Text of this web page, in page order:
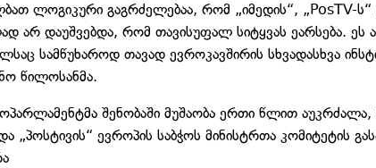
ლოგიკური გაგრძელებაა, რომ „იმედის“, „PosTV-ს“
არ დაუშვებდა, რომ თავისუფალ სიტყვას ეარსება. ეს
სამწუხაროდ თავად ევროკავშირის სხვადასხვა
წილოსანმა.
შენობაში მუშაობა ერთი წლით
„პოსტივის“ ევროპის საბჭოს მინისტრთა კომიტეტის